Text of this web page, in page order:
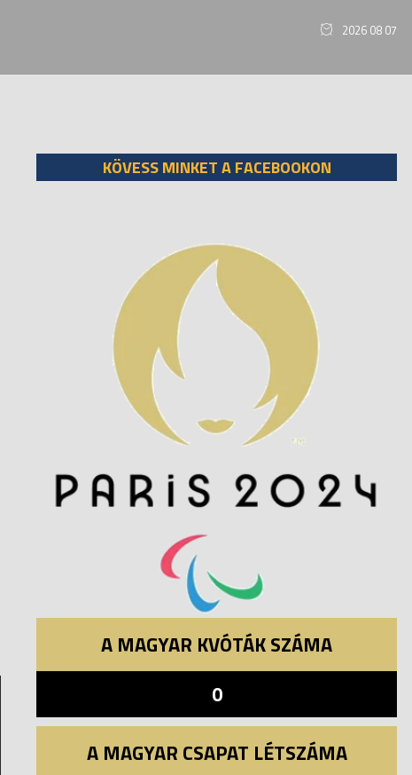
2026 08 07
KÖVESS MINKET A FACEBOOKON
A MAGYAR KVÓTÁK SZÁMA
0
A MAGYAR CSAPAT LÉTSZÁMA